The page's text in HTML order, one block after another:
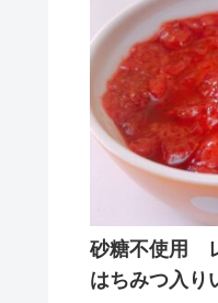
砂糖不使用
はちみつ入り